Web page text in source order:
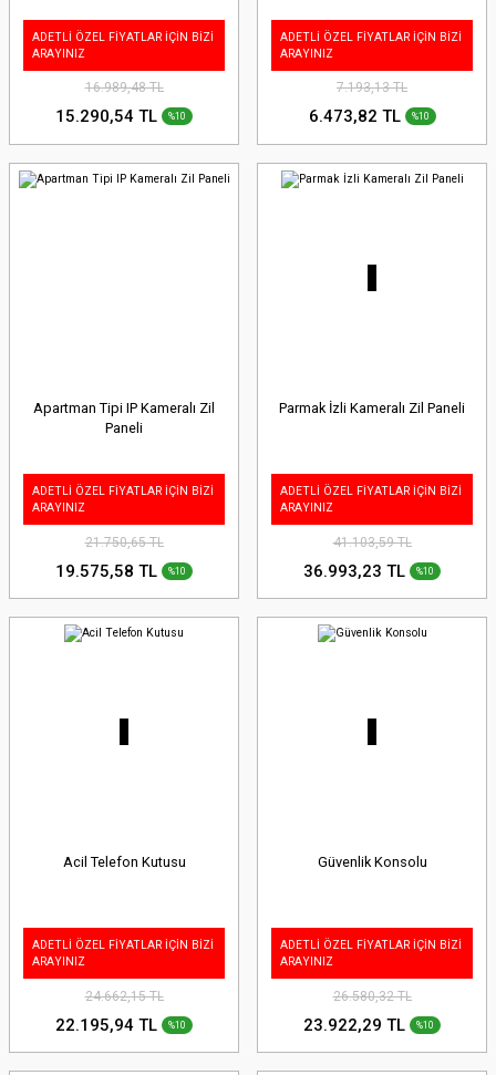
ADETLİ ÖZEL FİYATLAR İÇİN BİZİ
ARAYINIZ
16.989,48 TL
15.290,54 TL %10
ADETLİ ÖZEL FİYATLAR İÇİN BİZİ
ARAYINIZ
7.193,13 TL
6.473,82 TL %10
Apartman Tipi IP Kameralı Zil
Paneli
ADETLİ ÖZEL FİYATLAR İÇİN BİZİ
ARAYINIZ
21.750,65 TL
19.575,58 TL %10
Parmak İzli Kameralı Zil Paneli
ADETLİ ÖZEL FİYATLAR İÇİN BİZİ
ARAYINIZ
41.103,59 TL
36.993,23 TL %10
Acil Telefon Kutusu
ADETLİ ÖZEL FİYATLAR İÇİN BİZİ
ARAYINIZ
24.662,15 TL
22.195,94 TL %10
Güvenlik Konsolu
ADETLİ ÖZEL FİYATLAR İÇİN BİZİ
ARAYINIZ
26.580,32 TL
23.922,29 TL %10